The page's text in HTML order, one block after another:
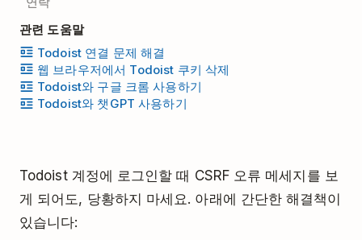
관련 도움말
Todoist 연결 문제 해결
웹 브라우저에서 Todoist 쿠키 삭제
Todoist와 구글 크롬 사용하기
Todoist와 챗GPT 사용하기
Todoist 계정에 로그인할 때 CSRF 오류 메세지를 보
게 되어도, 당황하지 마세요. 아래에 간단한 해결책이
있습니다: